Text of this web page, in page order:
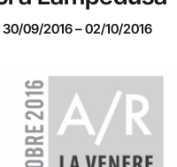
30/09/2016–02/10/2016